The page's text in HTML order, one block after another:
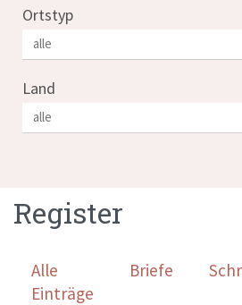
Register
Alle
Einträge
Briefe
Ortstyp
Land